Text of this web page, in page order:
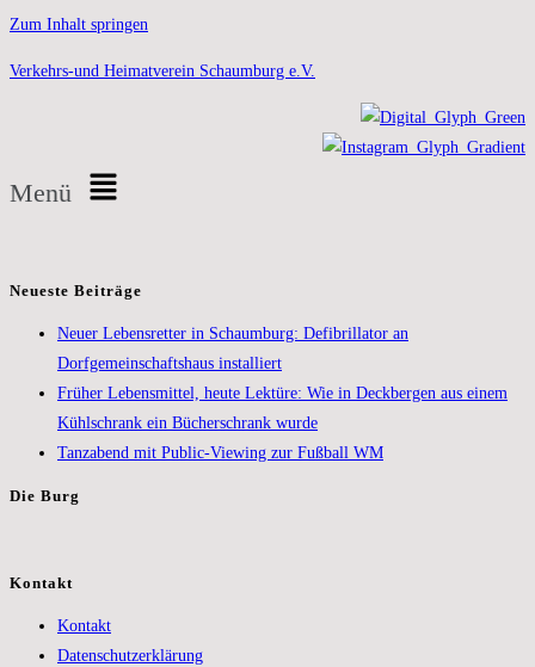
Zum Inhalt springen
Verkehrs-und Heimatverein Schaumburg e.V.
Menü
Neueste Beiträge
Neuer Lebensretter in Schaumburg: Defibrillator an
Dorfgemeinschaftshaus installiert
Früher Lebensmittel, heute Lektüre: Wie in Deckbergen aus einem
Kühlschrank ein Bücherschrank wurde
Tanzabend mit Public-Viewing zur Fußball WM
Die Burg
Kontakt
Kontakt
Datenschutzerklärung